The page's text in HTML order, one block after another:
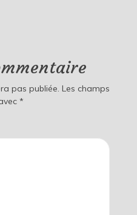
pas publiée. Les champs
*